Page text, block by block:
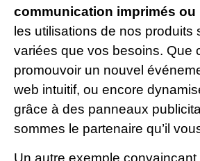
communication imprimés ou
les utilisations de nos produits
variées que vos besoins. Que
promouvoir un nouvel
web intuitif, ou encore
grâce à des panneaux
sommes le partenaire qu’il